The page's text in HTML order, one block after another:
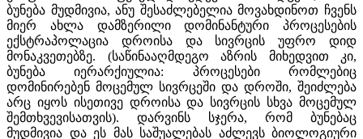
ბუნება მუდმივია, ანუ შესაძლებელია მოვახდინოთ ჩვენს
მიერ ახლა დამზერილი დომინანტური პროცესების
ექსტრაპოლაცია დროისა და სივრცის უფრო დიდ
მონაკვეთებზე. (საწინააღმდეგო აზრის მიხედვით კი,
ბუნება იერარქიულია: პროცესები რომლებიც
დომინირებენ მოცემულ სივრცეში და დროში, შეიძლება
არც იყოს ისეთივე დროისა და სივრცის სხვა მოცემულ
შემთხვევისათვის). დარვინს სჯერა, რომ ბუნებაც
მუდმივია და ეს მას საშუალებას აძლევს ბიოლოგიური